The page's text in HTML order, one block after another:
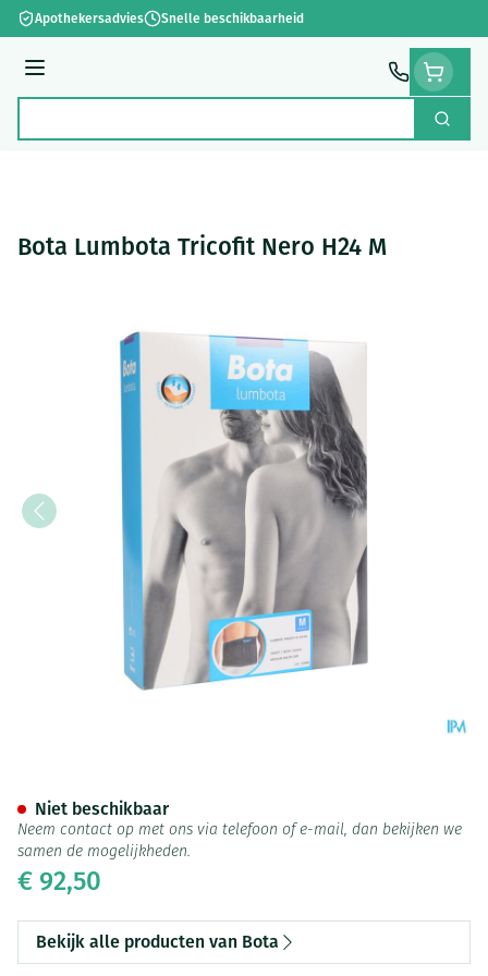
Ga naar de inhoud
Apothekersadvies Snelle beschikbaarheid
Menu
Zoek
Bota Lumbota Tricofit Nero H24 M
€ 92,50
Niet beschikbaar
Neem contact op met ons via telefoon of e-mail, dan bekijken we
samen de mogelijkheden.
Bekijk alle producten van Bota